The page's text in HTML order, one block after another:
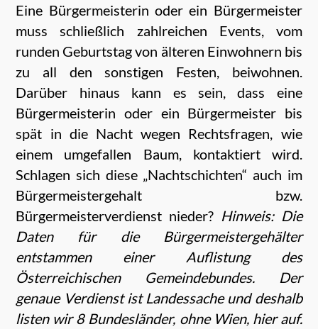
Eine Bürgermeisterin oder ein Bürgermeister
muss schließlich zahlreichen Events, vom
runden Geburtstag von älteren Einwohnern bis
zu all den sonstigen Festen, beiwohnen.
Darüber hinaus kann es sein, dass eine
Bürgermeisterin oder ein Bürgermeister bis
spät in die Nacht wegen Rechtsfragen, wie
einem umgefallen Baum, kontaktiert wird.
Schlagen sich diese „Nachtschichten“ auch im
Bürgermeistergehalt bzw.
Bürgermeisterverdienst nieder? Hinweis: Die
Daten für die Bürgermeistergehälter
entstammen einer Auflistung des
Österreichischen Gemeindebundes. Der
genaue Verdienst ist Landessache und deshalb
listen wir 8 Bundesländer, ohne Wien, hier auf.